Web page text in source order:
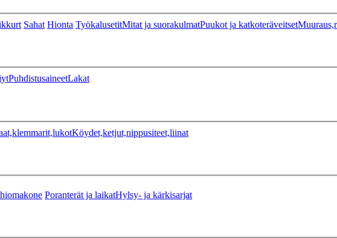
Sahat Hionta TyökalusetitMitat ja suorakulmatPuukot ja katkoteräveitset
PuhdistusaineetLakat
Köydet,ketjut,nippusiteet,liinat
Poranterät ja laikatHylsy- ja kärkisarjat